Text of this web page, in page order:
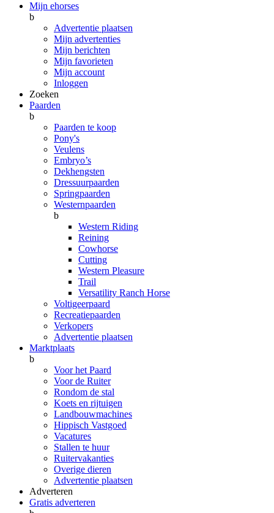
Mijn ehorses
b
Advertentie plaatsen
Mijn advertenties
Mijn berichten
Mijn favorieten
Mijn account
Inloggen
Zoeken
Paarden
b
Paarden te koop
Pony's
Veulens
Embryo’s
Dekhengsten
Dressuurpaarden
Springpaarden
Westernpaarden
b
Western Riding
Reining
Cowhorse
Cutting
Western Pleasure
Trail
Versatility Ranch Horse
Voltigeerpaard
Recreatiepaarden
Verkopers
Advertentie plaatsen
Marktplaats
b
Voor het Paard
Voor de Ruiter
Rondom de stal
Koets en rijtuigen
Landbouwmachines
Hippisch Vastgoed
Vacatures
Stallen te huur
Ruitervakanties
Overige dieren
Advertentie plaatsen
Adverteren
Gratis adverteren